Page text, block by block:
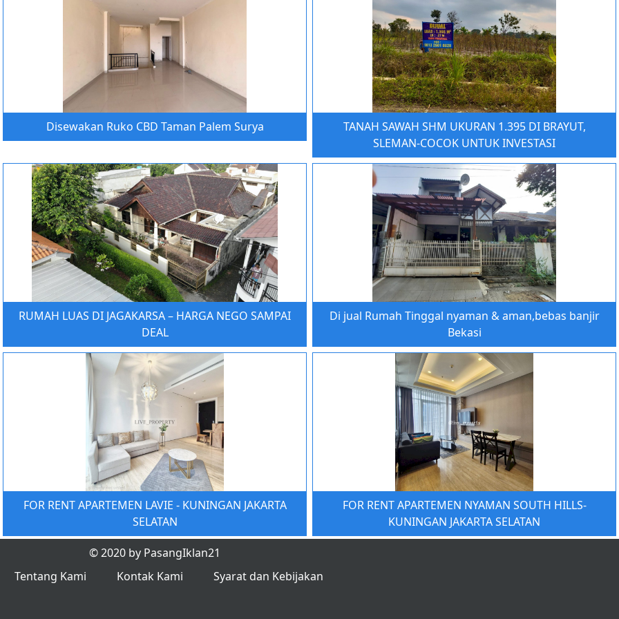
Disewakan Ruko CBD Taman Palem Surya
TANAH SAWAH SHM UKURAN 1.395 DI BRAYUT,
SLEMAN-COCOK UNTUK INVESTASI
RUMAH LUAS DI JAGAKARSA – HARGA NEGO SAMPAI
DEAL
Di jual Rumah Tinggal nyaman & aman,bebas banjir
Bekasi
FOR RENT APARTEMEN LAVIE - KUNINGAN JAKARTA
SELATAN
FOR RENT APARTEMEN NYAMAN SOUTH HILLS-
KUNINGAN JAKARTA SELATAN
© 2020 by PasangIklan21
Tentang Kami
Kontak Kami Syarat dan Kebijakan